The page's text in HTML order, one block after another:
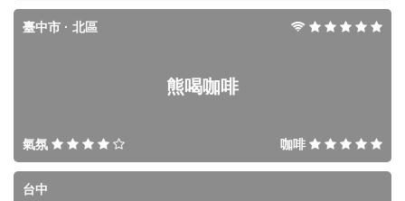
熊喝咖啡
臺中市 · 北區
氣氛 咖啡
台中